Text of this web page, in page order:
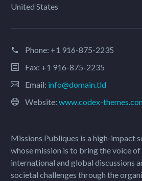
United States
Phone: +1 916-875-2235
Fax: +1 916-875-2235
Email: info@domain.tld
Website: www.codex-
Missions Publiques is a high-impact
whose mission is to bring the voice
international and global discussions
societal challenges through the